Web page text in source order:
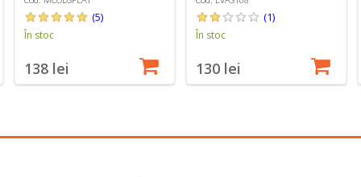
(5)
În stoc
138 lei
(1)
În stoc
130 lei